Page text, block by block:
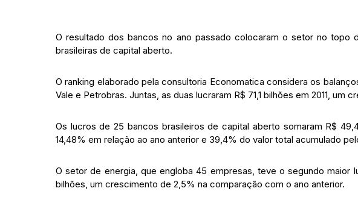
O resultado dos bancos no ano passado colocaram o setor no topo
brasileiras de capital aberto.
O ranking elaborado pela consultoria Economatica considera os
Vale e Petrobras. Juntas, as duas lucraram R$ 71,1 bilhões em 2011, um
Os lucros de 25 bancos brasileiros de capital aberto somaram R$
14,48% em relação ao ano anterior e 39,4% do valor total acumulado
O setor de energia, que engloba 45 empresas, teve o segundo maior
bilhões, um crescimento de 2,5% na comparação com o ano anterior.